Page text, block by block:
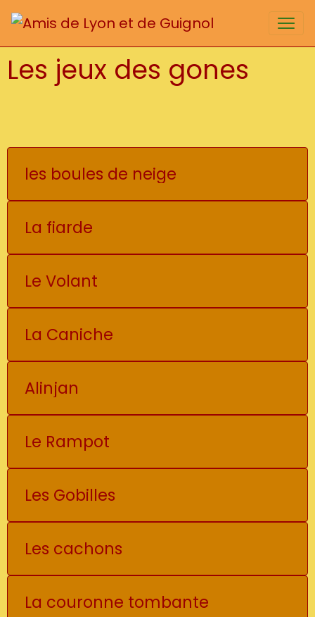
Les jeux des gones
les boules de neige
La fiarde
Le Volant
La Caniche
Alinjan
Le Rampot
Les Gobilles
Les cachons
La couronne tombante